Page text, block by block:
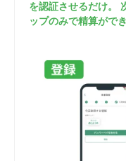
を認証させるだけ。
ップのみで精算ができ